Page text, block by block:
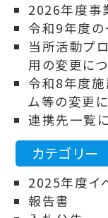
2026年度事
令和9年度の
当所活動プ
用の変更につ
令和8年度
ム等の変更
連携先一覧
カテゴリー
2025年度イ
報告書